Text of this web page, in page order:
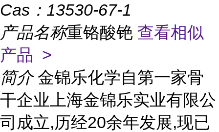
Cas： 13530-67-1
产品名称重铬酸铯 查看相似
产品 >
简介 金锦乐化学自第一家骨
干企业上海金锦乐实业有限公
司成立,历经20余年发展,现已